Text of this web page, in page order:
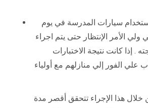
سيارات المدرسة في يوم
ولي الأمر الإنتظار حتى يتم اجراء
. إذا كانت نتيجة الاختبارات
علي الفور إلي منازلهم مع أولياء
خلال هذا الإجراء تتحقق أقصر مدة